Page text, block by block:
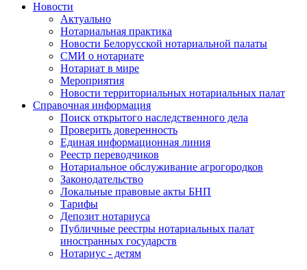
Новости
Актуально
Нотариальная практика
Новости Белорусской нотариальной палаты
СМИ о нотариате
Нотариат в мире
Мероприятия
Новости территориальных нотариальных палат
Справочная информация
Поиск открытого наследственного дела
Проверить доверенность
Единая информационная линия
Реестр переводчиков
Нотариальное обслуживание агрогородков
Законодательство
Локальные правовые акты БНП
Тарифы
Депозит нотариуса
Публичные реестры нотариальных палат
иностранных государств
Нотариус - детям